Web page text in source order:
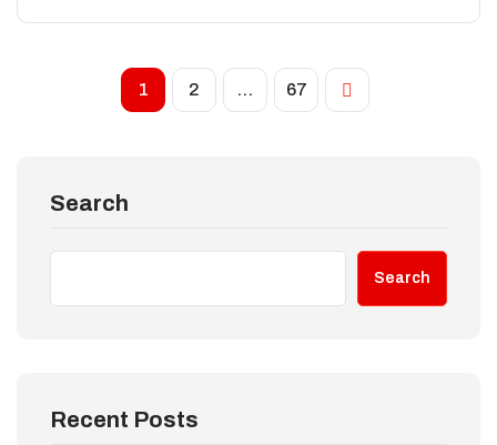
1 2 … 67
Search
Search
Recent Posts